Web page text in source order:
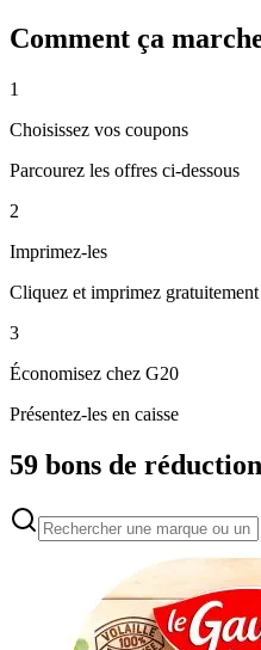
Comment ça
1
Choisissez vos coupons
Parcourez les offres ci-dessous
2
Imprimez-les
Cliquez et imprimez gratuitement
3
Économisez chez G20
Présentez-les en caisse
59 bons de